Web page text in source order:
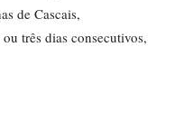
de Cascais,
três dias consecutivos,